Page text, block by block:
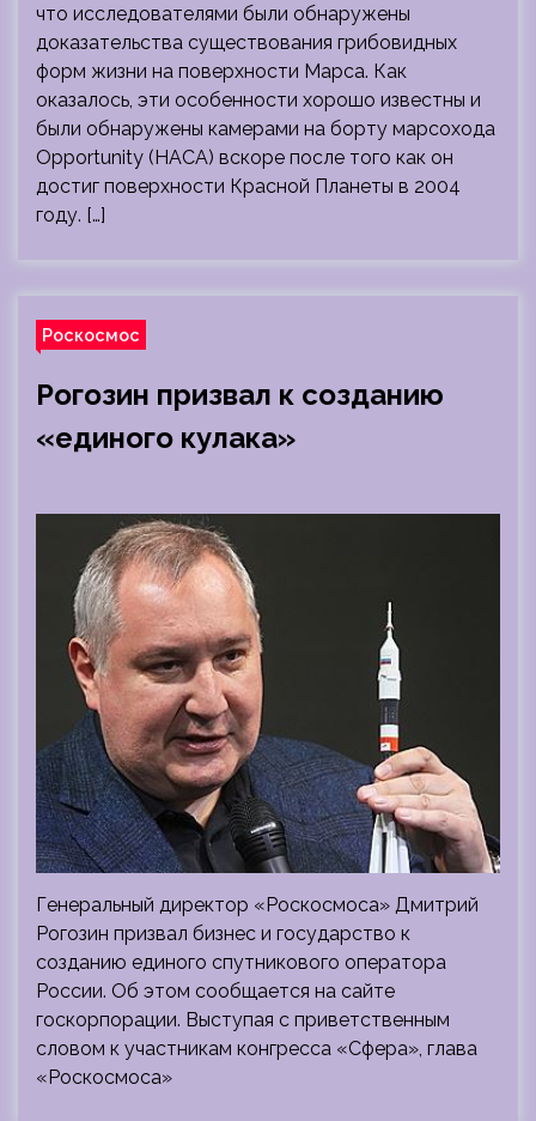
что исследователями были обнаружены
доказательства существования грибовидных
форм жизни на поверхности Марса. Как
оказалось, эти особенности хорошо известны и
были обнаружены камерами на борту марсохода
Opportunity (НАСА) вскоре после того как он
достиг поверхности Красной Планеты в 2004
году. […]
Роскосмос
Рогозин призвал к созданию
«единого кулака»
Генеральный директор «Роскосмоса» Дмитрий
Рогозин призвал бизнес и государство к
созданию единого спутникового оператора
России. Об этом сообщается на сайте
госкорпорации. Выступая с приветственным
словом к участникам конгресса «Сфера», глава
«Роскосмоса»